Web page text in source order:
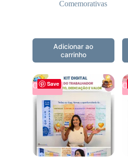
Comemorativas
Adicionar ao
carrinho
Save
OFERTA